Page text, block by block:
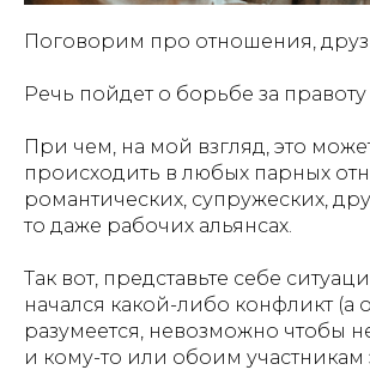
Поговорим про отношения,
Речь пойдет о борьбе за правоту
При чем, на мой взгляд, это
происходить в любых парных
романтических, супружеских,
то даже рабочих альянсах.
Так вот, представьте себе
начался какой-либо конфликт (а
разумеется, невозможно чтобы
и кому-то или обоим участникам